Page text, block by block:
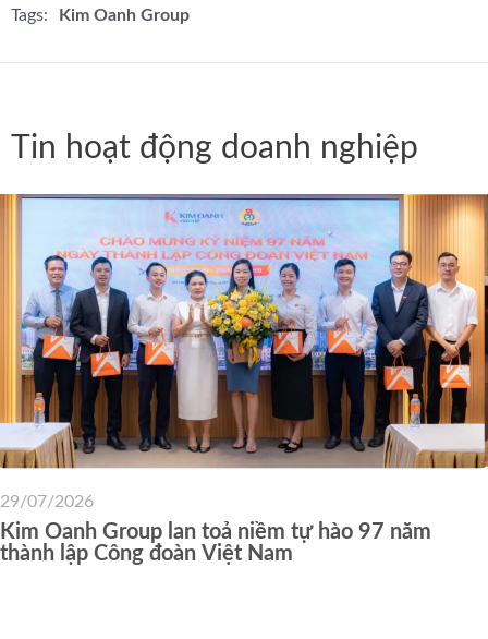
Tags: Kim Oanh Group
Tin hoạt động doanh nghiệp
Kim Oanh Group lan toả niềm tự hào 97 năm
thành lập Công đoàn Việt Nam
29/07/2026